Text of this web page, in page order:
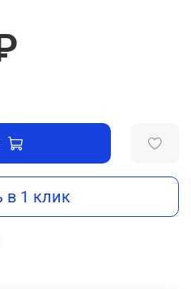
в 1 клик